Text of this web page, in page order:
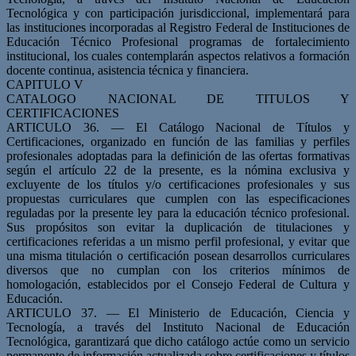
Tecnológica y con participación jurisdiccional, implementará para
las instituciones incorporadas al Registro Federal de Instituciones de
Educación Técnico Profesional programas de fortalecimiento
institucional, los cuales contemplarán aspectos relativos a formación
docente continua, asistencia técnica y financiera.
CAPITULO V
CATALOGO NACIONAL DE TITULOS Y
CERTIFICACIONES
ARTICULO 36. — El Catálogo Nacional de Títulos y
Certificaciones, organizado en función de las familias y perfiles
profesionales adoptadas para la definición de las ofertas formativas
según el artículo 22 de la presente, es la nómina exclusiva y
excluyente de los títulos y/o certificaciones profesionales y sus
propuestas curriculares que cumplen con las especificaciones
reguladas por la presente ley para la educación técnico profesional.
Sus propósitos son evitar la duplicación de titulaciones y
certificaciones referidas a un mismo perfil profesional, y evitar que
una misma titulación o certificación posean desarrollos curriculares
diversos que no cumplan con los criterios mínimos de
homologación, establecidos por el Consejo Federal de Cultura y
Educación.
ARTICULO 37. — El Ministerio de Educación, Ciencia y
Tecnología, a través del Instituto Nacional de Educación
Tecnológica, garantizará que dicho catálogo actúe como un servicio